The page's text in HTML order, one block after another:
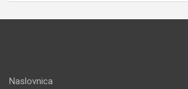
Naslovnica